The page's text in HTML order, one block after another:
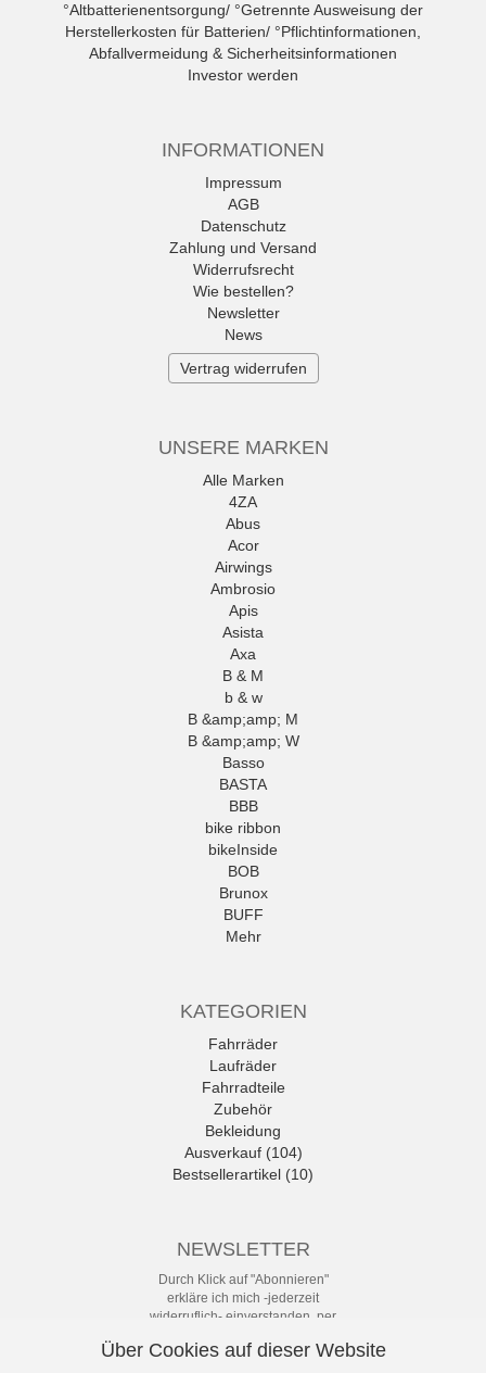
°Altbatterienentsorgung/ °Getrennte Ausweisung der
Herstellerkosten für Batterien/ °Pflichtinformationen,
Abfallvermeidung & Sicherheitsinformationen
Investor werden
INFORMATIONEN
Impressum
AGB
Datenschutz
Zahlung und Versand
Widerrufsrecht
Wie bestellen?
Newsletter
News
Vertrag widerrufen
UNSERE MARKEN
Alle Marken
4ZA
Abus
Acor
Airwings
Ambrosio
Apis
Asista
Axa
B & M
b & w
B &amp;amp; M
B &amp;amp; W
Basso
BASTA
BBB
bike ribbon
bikeInside
BOB
Brunox
BUFF
Mehr
KATEGORIEN
Fahrräder
Laufräder
Fahrradteile
Zubehör
Bekleidung
Ausverkauf (104)
Bestsellerartikel (10)
NEWSLETTER
Durch Klick auf "Abonnieren"
erkläre ich mich -jederzeit
widerruflich- einverstanden, per
Abständen über Angebote und
Über Cookies auf dieser Website